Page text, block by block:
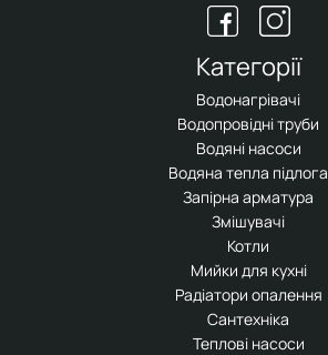
Категорії
Водонагрівачі
Водопровідні труби
Водяні насоси
Водяна тепла підлога
Запірна арматура
Змішувачі
Котли
Мийки для кухні
Радіатори опалення
Сантехніка
Теплові насоси